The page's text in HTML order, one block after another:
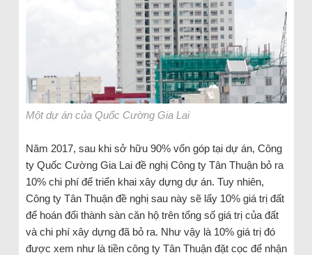
Một dự án của Quốc Cường Gia Lai
Năm 2017, sau khi sở hữu 90% vốn góp tại dự án, Công
ty Quốc Cường Gia Lai đề nghị Công ty Tân Thuận bỏ ra
10% chi phí để triển khai xây dựng dự án. Tuy nhiên,
Công ty Tân Thuận đề nghị sau này sẽ lấy 10% giá trị đất
để hoán đổi thành sàn căn hộ trên tổng số giá trị của đất
và chi phí xây dựng đã bỏ ra. Như vậy là 10% giá trị đó
được xem như là tiền công ty Tân Thuận đặt cọc để nhận